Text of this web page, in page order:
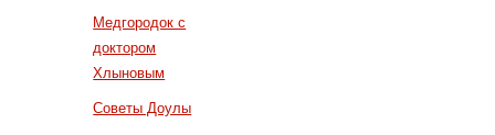
Медгородок с
доктором
Хлыновым
Советы Доулы